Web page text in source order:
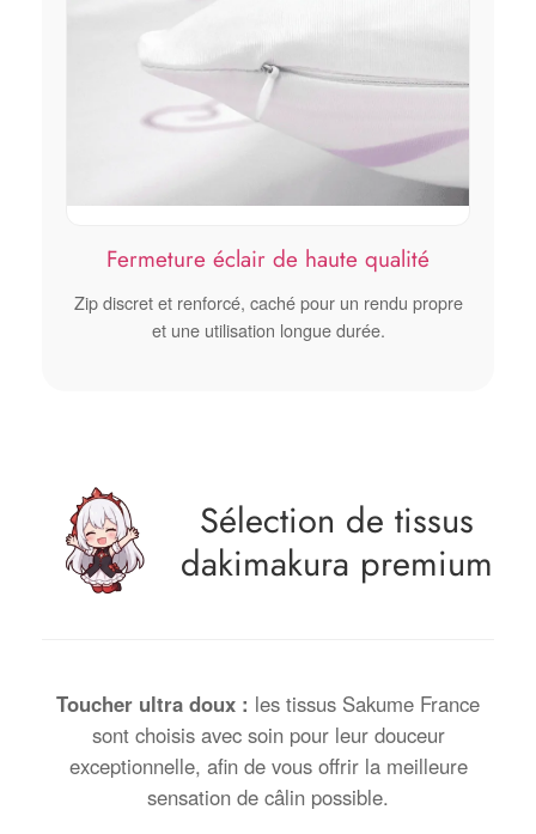
Fermeture éclair de haute qualité
Zip discret et renforcé, caché pour un rendu propre
et une utilisation longue durée.
Sélection de tissus
dakimakura premium
Toucher ultra doux : les tissus Sakume France
sont choisis avec soin pour leur douceur
exceptionnelle, afin de vous offrir la meilleure
sensation de câlin possible.